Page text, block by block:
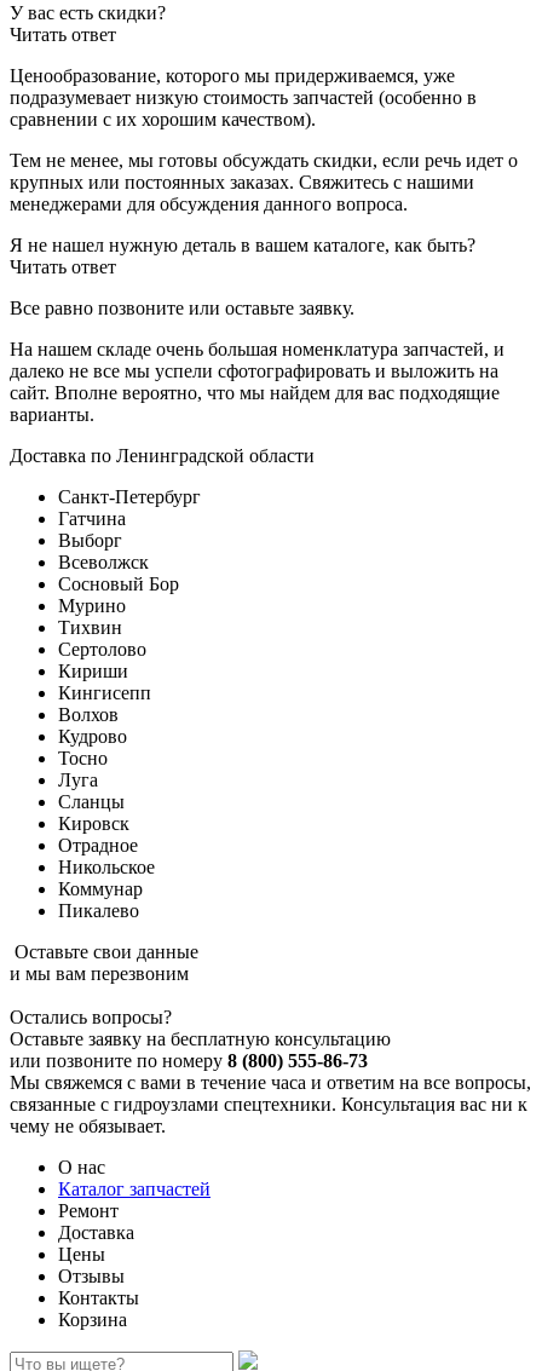
У вас есть скидки?
Читать ответ
Ценообразование, которого мы придерживаемся, уже
подразумевает низкую стоимость запчастей (особенно в
сравнении с их хорошим качеством).
Тем не менее, мы готовы обсуждать скидки, если речь идет о
крупных или постоянных заказах. Свяжитесь с нашими
менеджерами для обсуждения данного вопроса.
Я не нашел нужную деталь в вашем каталоге, как быть?
Читать ответ
Все равно позвоните или оставьте заявку.
На нашем складе очень большая номенклатура запчастей, и
далеко не все мы успели сфотографировать и выложить на
сайт. Вполне вероятно, что мы найдем для вас подходящие
варианты.
Доставка по Ленинградской области
Санкт-Петербург
Гатчина
Выборг
Всеволжск
Сосновый Бор
Мурино
Тихвин
Сертолово
Кириши
Кингисепп
Волхов
Кудрово
Тосно
Луга
Сланцы
Кировск
Отрадное
Никольское
Коммунар
Пикалево
Оставьте свои данные
и мы вам перезвоним
Остались вопросы?
Оставьте заявку на бесплатную консультацию
или позвоните по номеру 8 (800) 555-86-73
Мы свяжемся с вами в течение часа и ответим на все вопросы,
связанные с гидроузлами спецтехники. Консультация вас ни к
чему не обязывает.
О нас
Каталог запчастей
Ремонт
Доставка
Цены
Отзывы
Контакты
Корзина